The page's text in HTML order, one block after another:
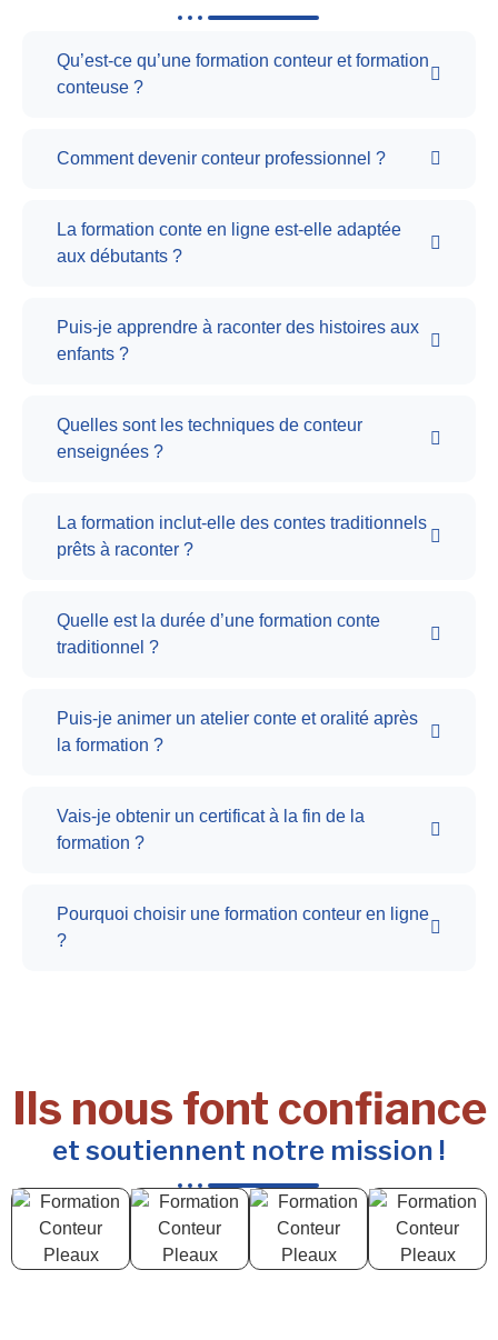
Qu’est-ce qu’une formation conteur et formation
conteuse ?
Comment devenir conteur professionnel ?
La formation conte en ligne est-elle adaptée
aux débutants ?
Puis-je apprendre à raconter des histoires aux
enfants ?
Quelles sont les techniques de conteur
enseignées ?
La formation inclut-elle des contes traditionnels
prêts à raconter ?
Quelle est la durée d’une formation conte
traditionnel ?
Puis-je animer un atelier conte et oralité après
la formation ?
Vais-je obtenir un certificat à la fin de la
formation ?
Pourquoi choisir une formation conteur en ligne
?
Ils nous font confiance
et soutiennent notre mission !